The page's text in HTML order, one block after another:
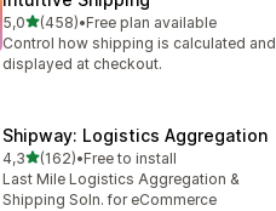
5,0av 5 stjerner
(458)
Totalt 458 omtaler
•Free plan available
Control how shipping is calculated and
displayed at checkout.
Shipway: Logistics Aggregation
4,3av 5 stjerner
(162)
Totalt 162 omtaler
•Free to install
Last Mile Logistics Aggregation &
Shipping Soln. for eCommerce